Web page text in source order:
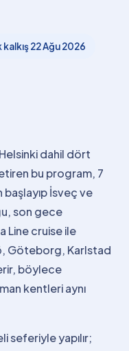
kalkış22 Ağu 2026
dahil dört
bu program, 7
İsveç ve
son gece
Line cruise ile
Göteborg, Karlstad
böylece
kentleri aynı
seferiyle yapılır;